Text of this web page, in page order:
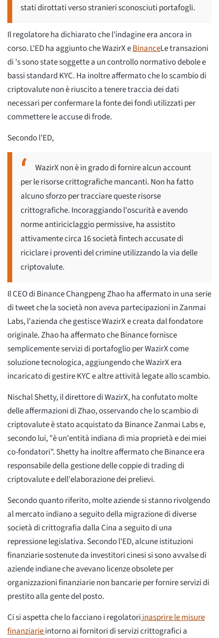
stati dirottati verso stranieri sconosciuti portafogli.
Il regolatore ha dichiarato che l'indagine era ancora in
corso. L'ED ha aggiunto che WazirX eBinanceLe transazioni
di 's sono state soggette a un controllo normativo debole e
bassi standard KYC. Ha inoltre affermato che lo scambio di
criptovalute non è riuscito a tenere traccia dei dati
necessari per confermare la fonte dei fondi utilizzati per
commettere le accuse di frode.
Secondo l'ED,
WazirX non è in grado di fornire alcun account
per le risorse crittografiche mancanti. Non ha fatto
alcuno sforzo per tracciare queste risorse
crittografiche. Incoraggiando l'oscurità e avendo
norme antiriciclaggio permissive, ha assistito
attivamente circa 16 società fintech accusate di
riciclare i proventi del crimine utilizzando la via delle
criptovalute.
Il CEO di Binance Changpeng Zhao ha affermato in una serie
di tweet che la società non aveva partecipazioni in Zanmai
Labs, l'azienda che gestisce WazirX e creata dal fondatore
originale. Zhao ha affermato che Binance fornisce
semplicemente servizi di portafoglio per WazirX come
soluzione tecnologica, aggiungendo che WazirX era
incaricato di gestire KYC e altre attività legate allo scambio.
Nischal Shetty, il direttore di WazirX, ha confutato molte
delle affermazioni di Zhao, osservando che lo scambio di
criptovalute è stato acquistato da Binance Zanmai Labs e,
secondo lui, "è un'entità indiana di mia proprietà e dei miei
co-fondatori". Shetty ha inoltre affermato che Binance era
responsabile della gestione delle coppie di trading di
criptovalute e dell'elaborazione dei prelievi.
Secondo quanto riferito, molte aziende si stanno rivolgendo
al mercato indiano a seguito della migrazione di diverse
società di crittografia dalla Cina a seguito di una
repressione legislativa. Secondo l'ED, alcune istituzioni
finanziarie sostenute da investitori cinesi si sono avvalse di
aziende indiane che avevano licenze obsolete per
organizzazioni finanziarie non bancarie per fornire servizi di
prestito alla gente del posto.
Ci si aspetta che lo facciano i regolatori inasprire le misure
finanziarieintorno ai fornitori di servizi crittografici a